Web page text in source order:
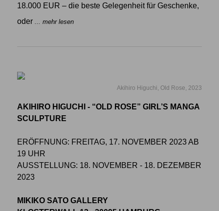
18.000 EUR – die beste Gelegenheit für Geschenke,
oder ... mehr lesen
Akihiro Higuchi, Old Rose, 2023
AKIHIRO HIGUCHI - “OLD ROSE” GIRL’S MANGA
SCULPTURE
ERÖFFNUNG: FREITAG, 17. NOVEMBER 2023 AB
19 UHR
AUSSTELLUNG: 18. NOVEMBER - 18. DEZEMBER
2023
MIKIKO SATO GALLERY